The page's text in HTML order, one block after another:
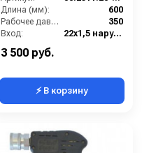
600 мм. (Изогнутый)
Длина (мм):
600
Рабочее давление (бар):
350
Вход:
22х1,5 наружняя резьба вращающаяся
3 500 руб.
⚡ В корзину